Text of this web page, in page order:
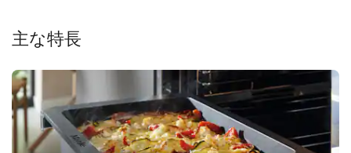
主な特長